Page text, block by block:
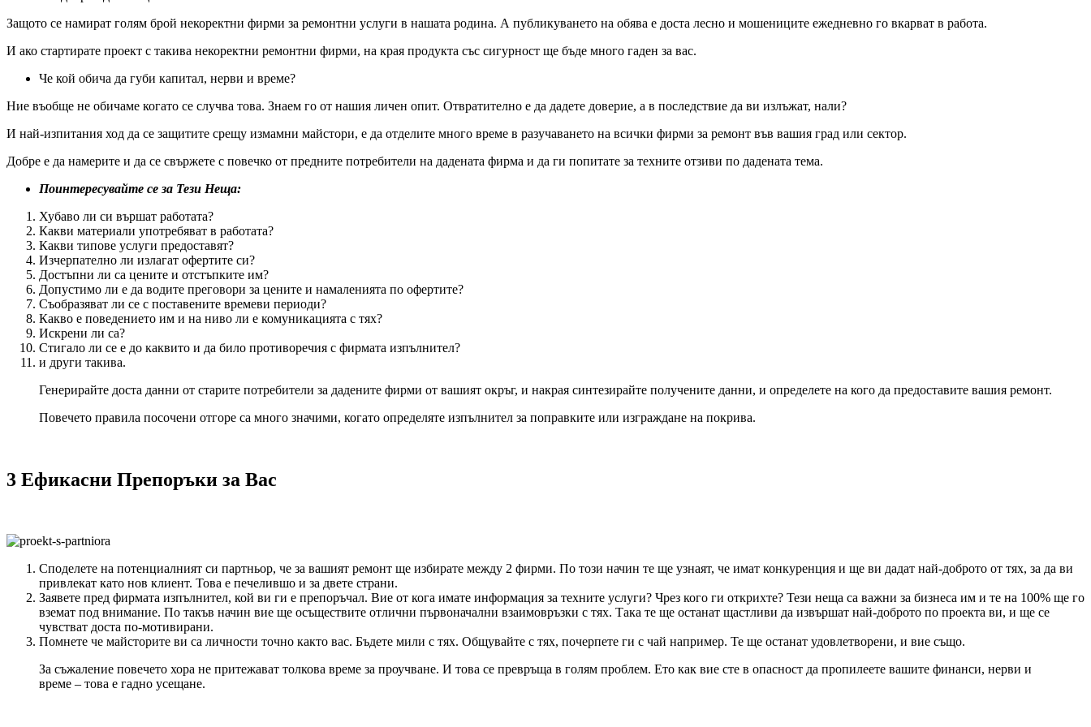
Защото се намират голям брой некоректни фирми за ремонтни услуги в нашата родина. А публикуването на обява е доста лесно и мошениците ежедневно го вкарват в работа.
И ако стартирате проект с такива некоректни ремонтни фирми, на края продукта със сигурност ще бъде много гаден за вас.
Че кой обича да губи капитал, нерви и време?
Ние въобще не обичаме когато се случва това. Знаем го от нашия личен опит. Отвратително е да дадете доверие, а в последствие да ви излъжат, нали?
И най-изпитания ход да се защитите срещу измамни майстори, е да отделите много време в разучаването на всички фирми за ремонт във вашия град или сектор.
Добре е да намерите и да се свържете с повечко от предните потребители на дадената фирма и да ги попитате за техните отзиви по дадената тема.
Поинтересувайте се за Тези Неща:
Хубаво ли си вършат работата?
Какви материали употребяват в работата?
Какви типове услуги предоставят?
Изчерпателно ли излагат офертите си?
Достъпни ли са цените и отстъпките им?
Допустимо ли е да водите преговори за цените и намаленията по офертите?
Съобразяват ли се с поставените времеви периоди?
Какво е поведението им и на ниво ли е комуникацията с тях?
Искрени ли са?
Стигало ли се е до каквито и да било противоречия с фирмата изпълнител?
и други такива.
Генерирайте доста данни от старите потребители за дадените фирми от вашият окръг, и накрая синтезирайте получените данни, и определете на кого да предоставите вашия ремонт.
Повечето правила посочени отгоре са много значими, когато определяте изпълнител за поправките или изграждане на покрива.
3 Ефикасни Препоръки за Вас
Споделете на потенциалният си партньор, че за вашият ремонт ще избирате между 2 фирми. По този начин те ще узнаят, че имат конкуренция и ще ви дадат най-доброто от тях, за да ви
привлекат като нов клиент. Това е печелившо и за двете страни.
Заявете пред фирмата изпълнител, кой ви ги е препоръчал. Вие от кога имате информация за техните услуги? Чрез кого ги открихте? Тези неща са важни за бизнеса им и те на 100% ще го
вземат под внимание. По такъв начин вие ще осъществите отлични първоначални взаимовръзки с тях. Така те ще останат щастливи да извършат най-доброто по проекта ви, и ще се
чувстват доста по-мотивирани.
Помнете че майсторите ви са личности точно както вас. Бъдете мили с тях. Общувайте с тях, почерпете ги с чай например. Те ще останат удовлетворени, и вие също.
За съжаление повечето хора не притежават толкова време за проучване. И това се превръща в голям проблем. Ето как вие сте в опасност да пропилеете вашите финанси, нерви и
време – това е гадно усещане.